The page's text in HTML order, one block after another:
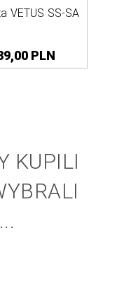
VETUS SS-SA
00 PLN
KUPILI